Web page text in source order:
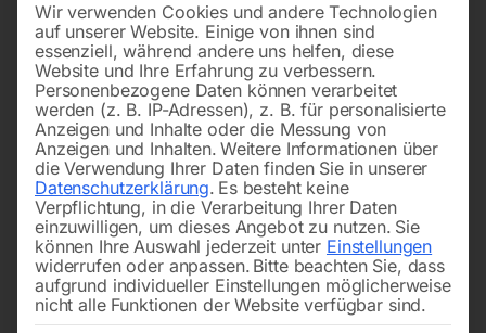
Wir verwenden Cookies und andere Technologien
auf unserer Website. Einige von ihnen sind
essenziell, während andere uns helfen, diese
Website und Ihre Erfahrung zu verbessern.
Personenbezogene Daten können verarbeitet
werden (z. B. IP-Adressen), z. B. für personalisierte
Anzeigen und Inhalte oder die Messung von
Anzeigen und Inhalten. Weitere Informationen über
die Verwendung Ihrer Daten finden Sie in unserer
Datenschutzerklärung. Es besteht keine
Verpflichtung, in die Verarbeitung Ihrer Daten
einzuwilligen, um dieses Angebot zu nutzen. Sie
können Ihre Auswahl jederzeit unter Einstellungen
widerrufen oder anpassen. Bitte beachten Sie, dass
aufgrund individueller Einstellungen möglicherweise
nicht alle Funktionen der Website verfügbar sind.